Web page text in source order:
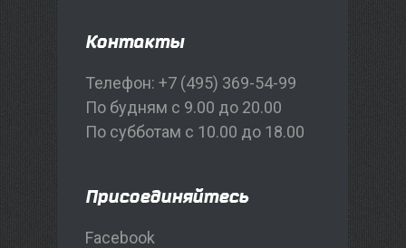
Контакты
Телефон: +7 (495) 369-54-99
По будням с 9.00 до 20.00
По субботам с 10.00 до 18.00
Присоединяйтесь
Facebook